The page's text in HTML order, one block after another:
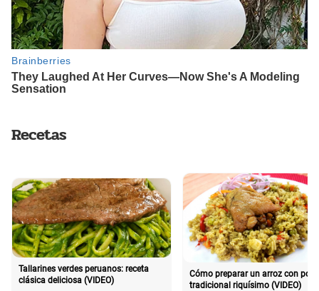
Recetas
Tallarines verdes peruanos: receta
clásica deliciosa (VIDEO)
Cómo preparar un arroz con pollo
tradicional riquísimo (VIDEO)